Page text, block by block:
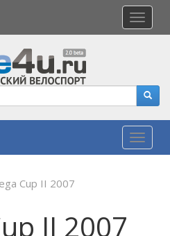
меню
Cup II 2007
II 2007